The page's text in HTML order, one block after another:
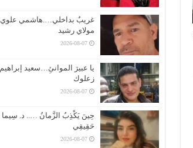
غريبٌ بداخلي….هاشمي علوي
مولاي رشيد
2026-08-07
يا عبيرَ الموانئِ…سعيد إبراهيم
زعلوك
2026-08-07
حِينَ يَكْذِبُ الزَّمانُ ….. د. سِيما
حَقِيقِي
2026-08-07